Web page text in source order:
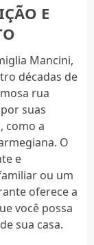
E
Mancini,
décadas de
rua
suas
como a
O
e
ou um
oferece a
você possa
sua casa.